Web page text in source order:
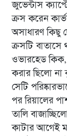
জুভেন্টাস
ক্রস করেন
অসাধারণ কিছু
ক্রসটি বাতাসে
ওভারহেড কিক,
করার ছিলো না
সেটি
পর রিয়ালের
তালি
কাটার আগেই